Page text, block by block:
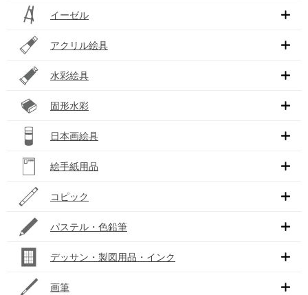
イーゼル
アクリル絵具
水彩絵具
固形水彩
日本画絵具
絵手紙用品
コピック
パステル・色鉛筆
デッサン・製図用品・インク
画筆